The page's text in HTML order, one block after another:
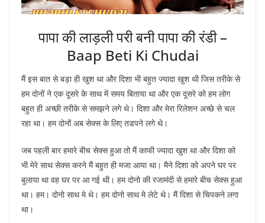
पापा की लाड़ली परी बनी पापा की रंडी –
Baap Beti Ki Chudai
मैं इस बात से बड़ा ही खुश था और दिशा भी बहुत ज्यादा खुश थी जिस तरीके से
हम दोनों ने एक दूसरे के साथ में समय बिताया था और एक दूसरे को हम लोग
बहुत ही अच्छी तरीके से समझने लगे थे। दिशा और मेरा रिलेशन अच्छे से चल
रहा था। हम दोनों अब सेक्स के लिए तडपने लगे थे।
जब पहली बार हमारे बीच सेक्स हुआ तो मैं काफी ज्यादा खुश था और दिशा को
भी मेरे साथ सेक्स करने मैं बहुत ही मजा आया था। मैने दिशा को अपने घर पर
बुलाया था वह घर पर आ गई थी। हम दोनो की रजामंदी से हमारे बीच सेक्स हुआ
था। हम। दोनो साथ मे थे। हम दोनो साथ मे लेटे थे। मैं दिशा से चिपकने लगा
था।